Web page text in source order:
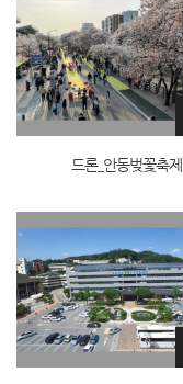
드론_안동벚꽃축제